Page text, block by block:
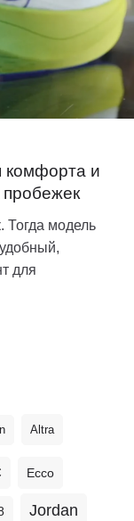
комфорта и
Тогда модель
для
Altra
Ecco
Jordan